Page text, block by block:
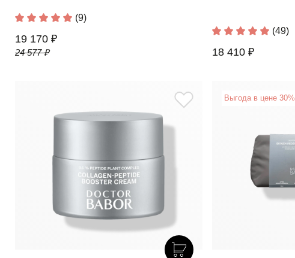
(9)
19 170 ₽
24 577 ₽
(49)
18 410 ₽
Выгода в цене 30%